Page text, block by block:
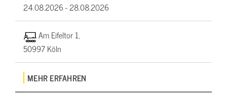
24.08.2026 -28.08.2026
Am Eifeltor 1,
50997 Köln
MEHR ERFAHREN